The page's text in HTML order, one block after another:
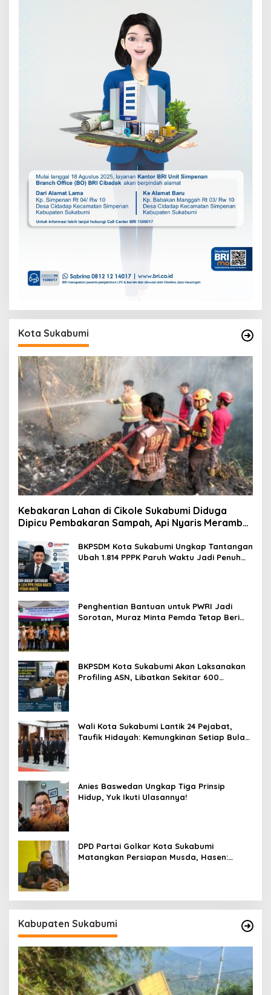
Kota Sukabumi
Kebakaran Lahan di Cikole Sukabumi Diduga
Dipicu Pembakaran Sampah, Api Nyaris Merambat
BKPSDM Kota Sukabumi Ungkap Tantangan
Ubah 1.814 PPPK Paruh Waktu Jadi Penuh
Penghentian Bantuan untuk PWRI Jadi
Sorotan, Muraz Minta Pemda Tetap Beri
BKPSDM Kota Sukabumi Akan Laksanakan
Profiling ASN, Libatkan Sekitar 600
Wali Kota Sukabumi Lantik 24 Pejabat,
Taufik Hidayah: Kemungkinan Setiap Bulan
Anies Baswedan Ungkap Tiga Prinsip
Hidup, Yuk Ikuti Ulasannya!
DPD Partai Golkar Kota Sukabumi
Matangkan Persiapan Musda, Hasen:
Kabupaten Sukabumi